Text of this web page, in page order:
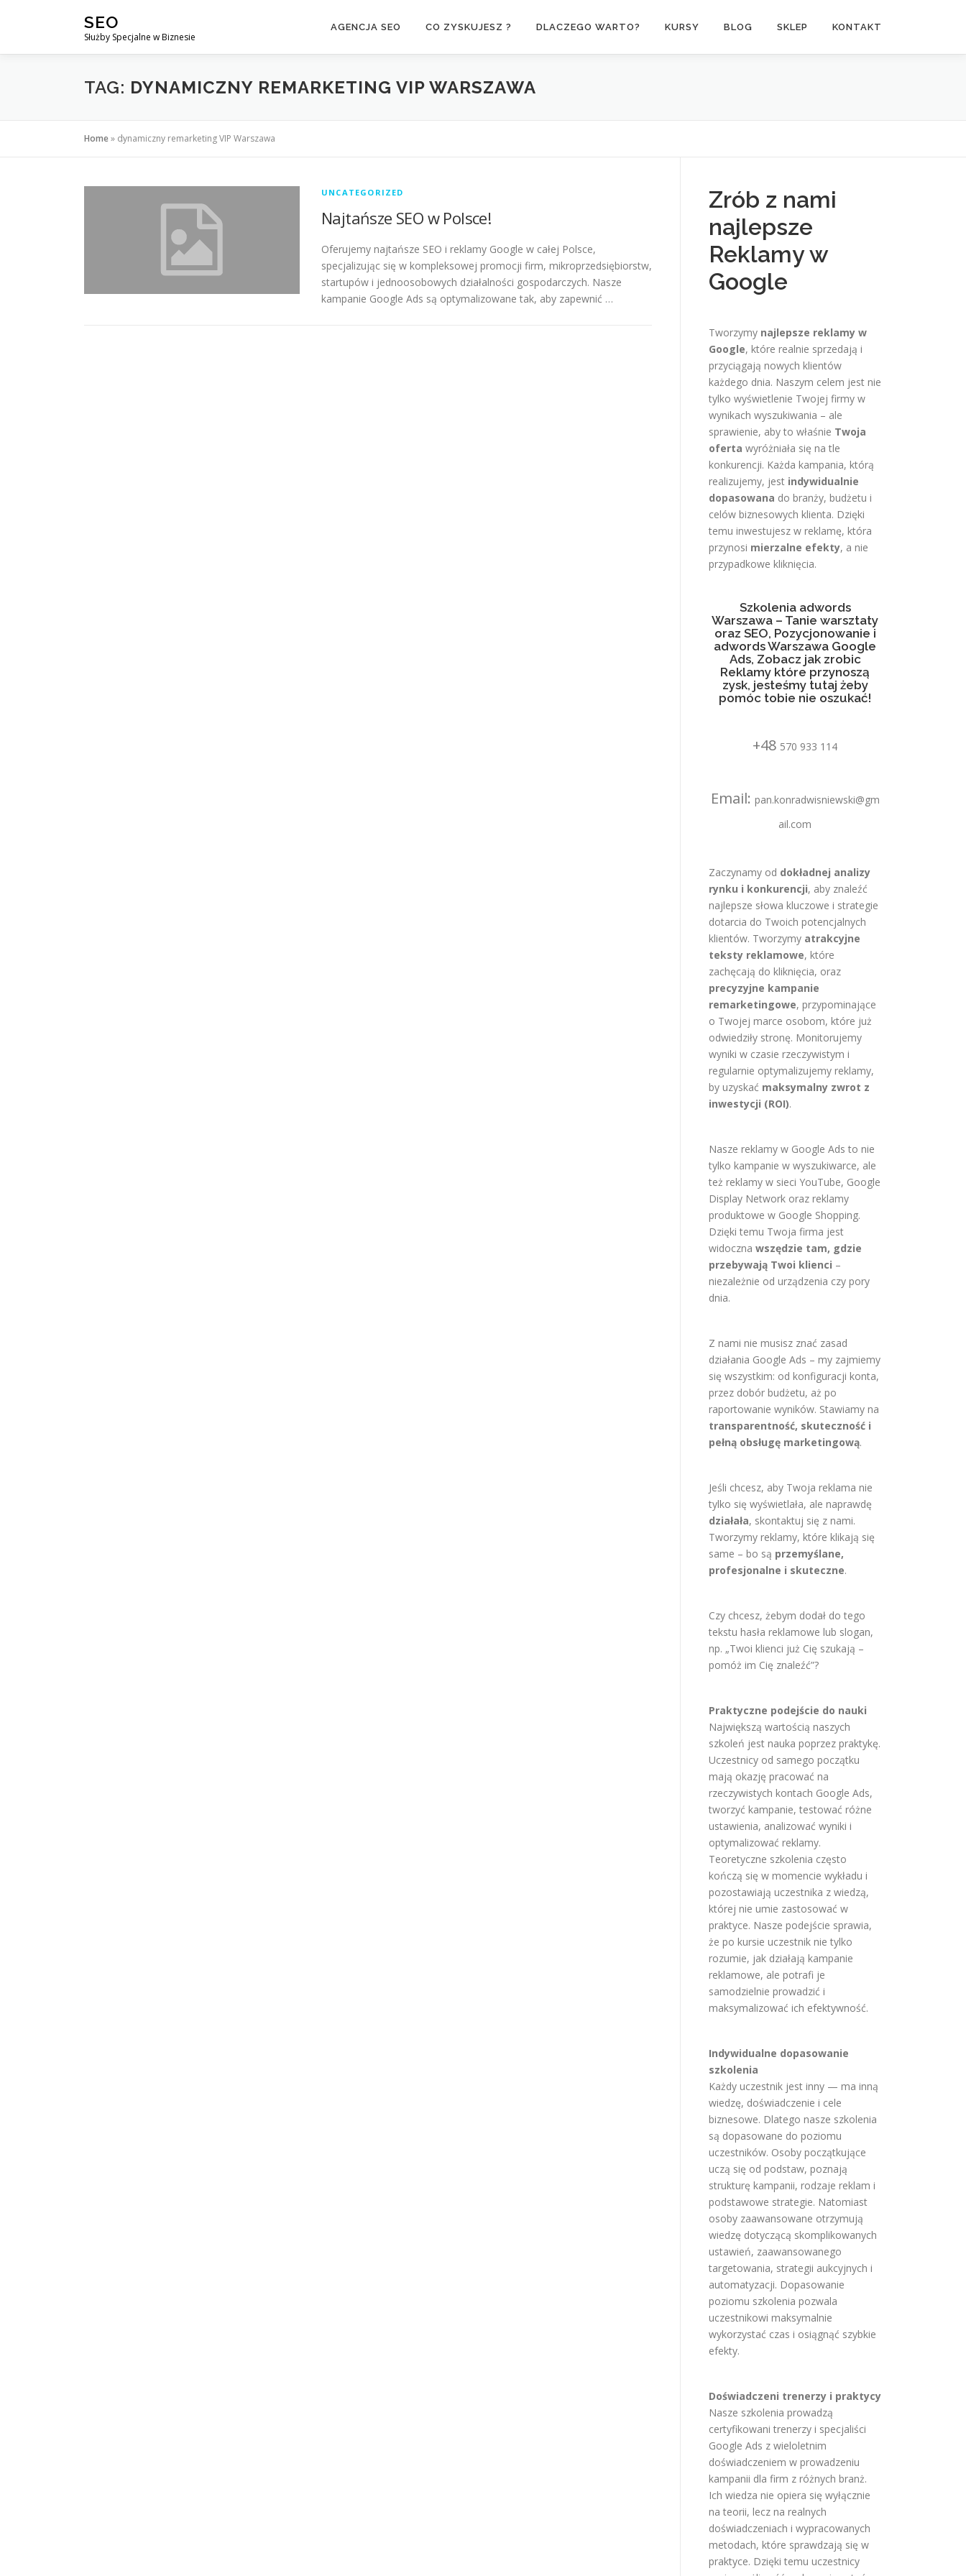
SEO
Służby Specjalne w Biznesie
AGENCJA SEO CO ZYSKUJESZ ? DLACZEGO WARTO? KURSY BLOG SKLEP KONTAKT
TAG: DYNAMICZNY REMARKETING VIP WARSZAWA
Home» dynamiczny remarketing VIP Warszawa
UNCATEGORIZED
Najtańsze SEO w Polsce!
Oferujemy najtańsze SEO i reklamy Google w całej Polsce,
specjalizując się w kompleksowej promocji firm, mikroprzedsiębiorstw,
startupów i jednoosobowych działalności gospodarczych. Nasze
kampanie Google Ads są optymalizowane tak, aby zapewnić …
Zrób z nami
najlepsze
Reklamy w
Google
Tworzymy najlepsze reklamy w
Google, które realnie sprzedają i
przyciągają nowych klientów
każdego dnia. Naszym celem jest nie
tylko wyświetlenie Twojej firmy w
wynikach wyszukiwania – ale
sprawienie, aby to właśnie Twoja
oferta wyróżniała się na tle
konkurencji. Każda kampania, którą
realizujemy, jest indywidualnie
dopasowana do branży, budżetu i
celów biznesowych klienta. Dzięki
temu inwestujesz w reklamę, która
przynosi mierzalne efekty, a nie
przypadkowe kliknięcia.
Szkolenia adwords
Warszawa – Tanie warsztaty
oraz SEO, Pozycjonowanie i
adwords Warszawa Google
Ads, Zobacz jak zrobic
Reklamy które przynoszą
zysk, jesteśmy tutaj żeby
pomóc tobie nie oszukać!
+48 570 933 114
Email: pan.konradwisniewski@gm
ail.com
Zaczynamy od dokładnej analizy
rynku i konkurencji, aby znaleźć
najlepsze słowa kluczowe i strategie
dotarcia do Twoich potencjalnych
klientów. Tworzymy atrakcyjne
teksty reklamowe, które
zachęcają do kliknięcia, oraz
precyzyjne kampanie
remarketingowe, przypominające
o Twojej marce osobom, które już
odwiedziły stronę. Monitorujemy
wyniki w czasie rzeczywistym i
regularnie optymalizujemy reklamy,
by uzyskać maksymalny zwrot z
inwestycji (ROI).
Nasze reklamy w Google Ads to nie
tylko kampanie w wyszukiwarce, ale
też reklamy w sieci YouTube, Google
Display Network oraz reklamy
produktowe w Google Shopping.
Dzięki temu Twoja firma jest
widoczna wszędzie tam, gdzie
przebywają Twoi klienci –
niezależnie od urządzenia czy pory
dnia.
Z nami nie musisz znać zasad
działania Google Ads – my zajmiemy
się wszystkim: od konfiguracji konta,
przez dobór budżetu, aż po
raportowanie wyników. Stawiamy na
transparentność, skuteczność i
pełną obsługę marketingową.
Jeśli chcesz, aby Twoja reklama nie
tylko się wyświetlała, ale naprawdę
działała, skontaktuj się z nami.
Tworzymy reklamy, które klikają się
same – bo są przemyślane,
profesjonalne i skuteczne.
Czy chcesz, żebym dodał do tego
tekstu hasła reklamowe lub slogan,
np. „Twoi klienci już Cię szukają –
pomóż im Cię znaleźć”?
Praktyczne podejście do nauki
Największą wartością naszych
szkoleń jest nauka poprzez praktykę.
Uczestnicy od samego początku
mają okazję pracować na
rzeczywistych kontach Google Ads,
tworzyć kampanie, testować różne
ustawienia, analizować wyniki i
optymalizować reklamy.
Teoretyczne szkolenia często
kończą się w momencie wykładu i
pozostawiają uczestnika z wiedzą,
której nie umie zastosować w
praktyce. Nasze podejście sprawia,
że po kursie uczestnik nie tylko
rozumie, jak działają kampanie
reklamowe, ale potrafi je
samodzielnie prowadzić i
maksymalizować ich efektywność.
Indywidualne dopasowanie
szkolenia
Każdy uczestnik jest inny — ma inną
wiedzę, doświadczenie i cele
biznesowe. Dlatego nasze szkolenia
są dopasowane do poziomu
uczestników. Osoby początkujące
uczą się od podstaw, poznają
strukturę kampanii, rodzaje reklam i
podstawowe strategie. Natomiast
osoby zaawansowane otrzymują
wiedzę dotyczącą skomplikowanych
ustawień, zaawansowanego
targetowania, strategii aukcyjnych i
automatyzacji. Dopasowanie
poziomu szkolenia pozwala
uczestnikowi maksymalnie
wykorzystać czas i osiągnąć szybkie
efekty.
Doświadczeni trenerzy i praktycy
Nasze szkolenia prowadzą
certyfikowani trenerzy i specjaliści
Google Ads z wieloletnim
doświadczeniem w prowadzeniu
kampanii dla firm z różnych branż.
Ich wiedza nie opiera się wyłącznie
na teorii, lecz na realnych
doświadczeniach i wypracowanych
metodach, które sprawdzają się w
praktyce. Dzięki temu uczestnicy